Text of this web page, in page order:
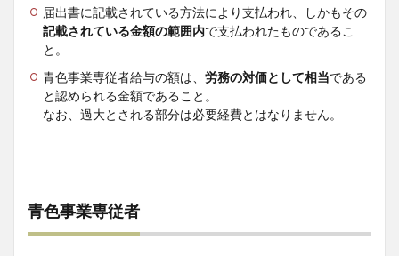
届出書に記載されている方法により支払われ、しかもその
記載されている金額の範囲内で支払われたものであるこ
と。
青色事業専従者給与の額は、 労務の対価として相当である
と認められる金額であること。
なお、過大とされる部分は必要経費とはなりません。
青色事業専従者